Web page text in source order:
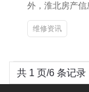
外，淮北房产
维修资讯
共 1 页/6 条记录